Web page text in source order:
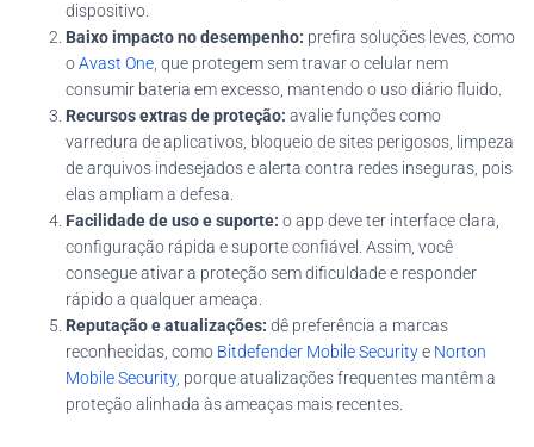
dispositivo.
Baixo impacto no desempenho: prefira soluções leves, como
oAvast One , que protegem sem travar o celular nem
consumir bateria em excesso, mantendo o uso diário fluido.
Recursos extras de proteção: avalie funções como
varredura de aplicativos, bloqueio de sites perigosos, limpeza
de arquivos indesejados e alerta contra redes inseguras, pois
elas ampliam a defesa.
Facilidade de uso e suporte: o app deve ter interface clara,
configuração rápida e suporte confiável. Assim, você
consegue ativar a proteção sem dificuldade e responder
rápido a qualquer ameaça.
Reputação e atualizações: dê preferência a marcas
reconhecidas, como Bitdefender Mobile Securitye Norton
Mobile Security, porque atualizações frequentes mantêm a
proteção alinhada às ameaças mais recentes.